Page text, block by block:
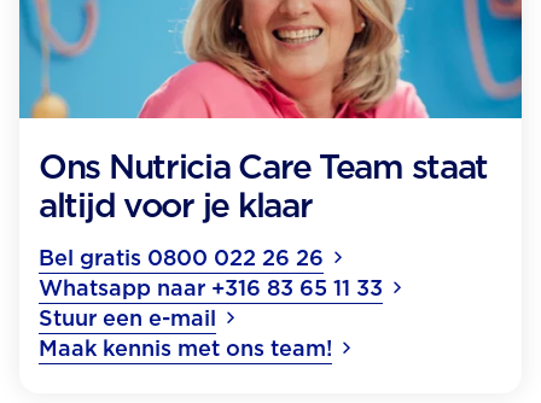
Ons Nutricia Care Team staat
altijd voor je klaar
Bel gratis 0800 022 26 26
Whatsapp naar +316 83 65 11 33
Stuur een e-mail
Maak kennis met ons team!